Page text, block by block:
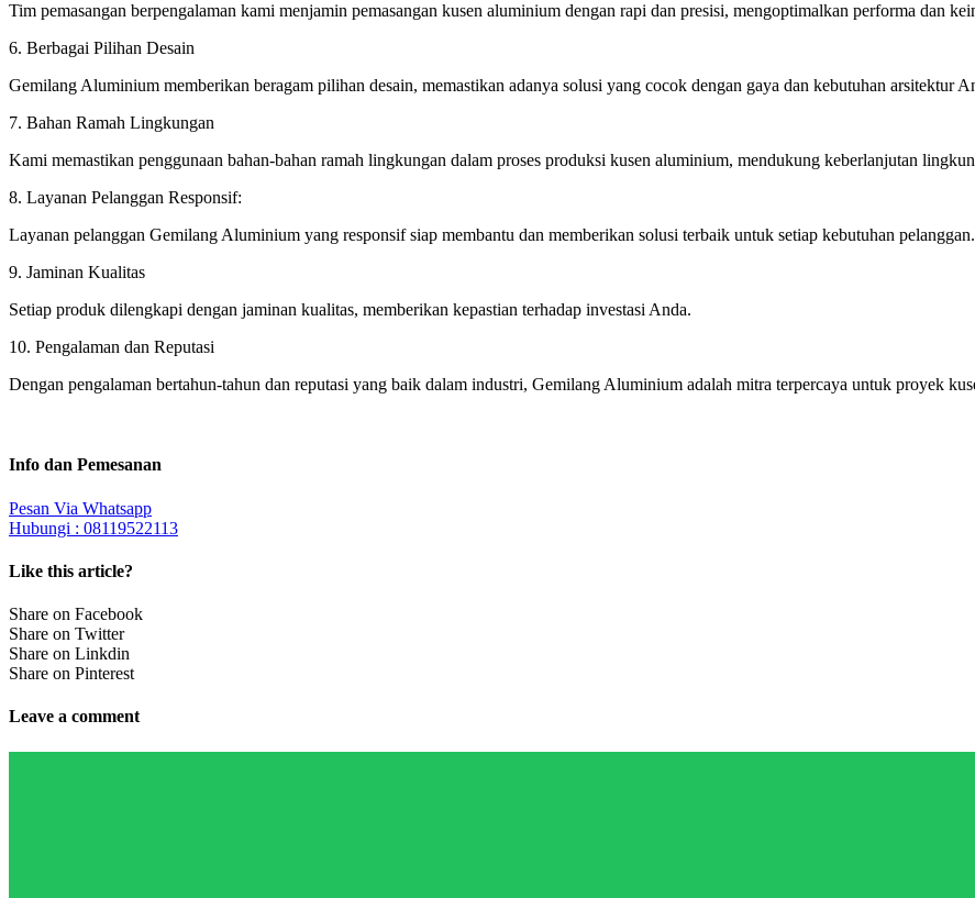
Tim pemasangan berpengalaman kami menjamin pemasangan kusen aluminium dengan rapi dan presisi, mengoptimalkan performa dan
6. Berbagai Pilihan Desain
Gemilang Aluminium memberikan beragam pilihan desain, memastikan adanya solusi yang cocok dengan gaya dan kebutuhan arsitektur
7. Bahan Ramah Lingkungan
Kami memastikan penggunaan bahan-bahan ramah lingkungan dalam proses produksi kusen aluminium, mendukung keberlanjutan
8. Layanan Pelanggan Responsif:
Layanan pelanggan Gemilang Aluminium yang responsif siap membantu dan memberikan solusi terbaik untuk setiap kebutuhan pelanggan.
9. Jaminan Kualitas
Setiap produk dilengkapi dengan jaminan kualitas, memberikan kepastian terhadap investasi Anda.
10. Pengalaman dan Reputasi
Dengan pengalaman bertahun-tahun dan reputasi yang baik dalam industri, Gemilang Aluminium adalah mitra terpercaya untuk proyek
Info dan Pemesanan
Pesan Via Whatsapp
Hubungi : 08119522113
Like this article?
Share on Facebook
Share on Twitter
Share on Linkdin
Share on Pinterest
Leave a comment